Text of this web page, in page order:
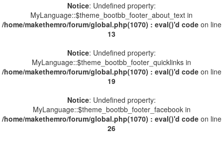
Notice: Undefined property:
MyLanguage::$theme_bootbb_footer_about_text in
/home/makethemro/forum/global.php(1070) : eval()'d codeon line
13
Notice: Undefined property:
MyLanguage::$theme_bootbb_footer_quicklinks in
/home/makethemro/forum/global.php(1070) : eval()'d codeon line
19
Notice: Undefined property:
MyLanguage::$theme_bootbb_footer_facebook in
/home/makethemro/forum/global.php(1070) : eval()'d codeon line
26